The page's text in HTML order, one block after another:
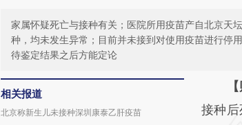
家属怀疑死亡与接种有关；医院所用疫苗产自北京天
种，均未发生异常；目前并未接到对使用疫苗进行停
待鉴定结果之后方能定论
相关报道
北京称新生儿未接种深圳康泰乙肝疫苗
请务
AI
接种